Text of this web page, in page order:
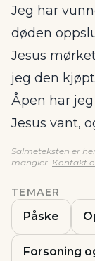
Jeg har
døden
Jesus
jeg den
Åpen har
Jesus vant,
Salmeteksten er
mangler. Kontakt
TEMAER
Påske
Forsoning